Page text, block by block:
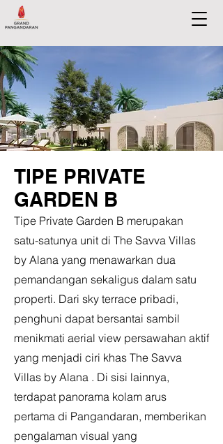
TIPE PRIVATE
GARDEN B
Tipe Private Garden B merupakan
satu-satunya unit di The Savva Villas
by Alana yang menawarkan dua
pemandangan sekaligus dalam satu
properti. Dari sky terrace pribadi,
penghuni dapat bersantai sambil
menikmati aerial view persawahan aktif
yang menjadi ciri khas The Savva
Villas by Alana . Di sisi lainnya,
terdapat panorama kolam arus
pertama di Pangandaran, memberikan
pengalaman visual yang